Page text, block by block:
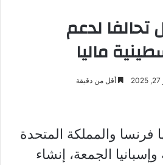
تحالفا لدعم
ماليا
أقل من دقيقة
بينها فرنسا والمملكة المتحدة
وإسبانيا الجمعة، إنشاء